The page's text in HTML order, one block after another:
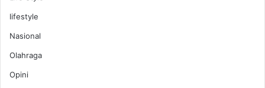
lifestyle
Nasional
Olahraga
Opini